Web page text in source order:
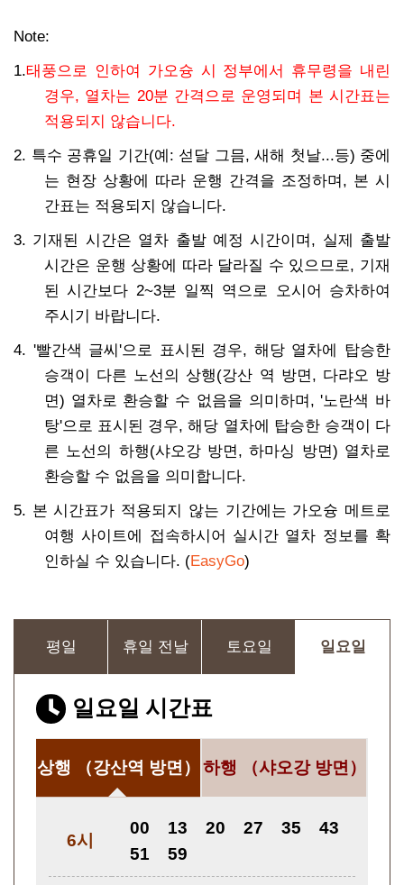
Note:
1.태풍으로 인하여 가오슝 시 정부에서 휴무령을 내린
경우, 열차는 20분 간격으로 운영되며 본 시간표는
적용되지 않습니다.
2. 특수 공휴일 기간(예: 섣달 그믐, 새해 첫날...등) 중에
는 현장 상황에 따라 운행 간격을 조정하며, 본 시
간표는 적용되지 않습니다.
3. 기재된 시간은 열차 출발 예정 시간이며, 실제 출발
시간은 운행 상황에 따라 달라질 수 있으므로, 기재
된 시간보다 2~3분 일찍 역으로 오시어 승차하여
주시기 바랍니다.
4. '빨간색 글씨'으로 표시된 경우, 해당 열차에 탑승한
승객이 다른 노선의 상행(강산 역 방면, 다랴오 방
면) 열차로 환승할 수 없음을 의미하며, '노란색 바
탕'으로 표시된 경우, 해당 열차에 탑승한 승객이 다
른 노선의 하행(샤오강 방면, 하마싱 방면) 열차로
환승할 수 없음을 의미합니다.
5. 본 시간표가 적용되지 않는 기간에는 가오슝 메트로
여행 사이트에 접속하시어 실시간 열차 정보를 확
인하실 수 있습니다. (EasyGo)
평일 휴일 전날 토요일 일요일
일요일 시간표
상행 （강산역 방면） 하행 （샤오강 방면）
6시
00 13 20 27 35
43
51
59